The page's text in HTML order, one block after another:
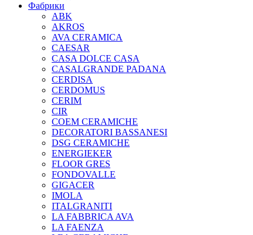
Фабрики
ABK
AKROS
AVA CERAMICA
CAESAR
CASA DOLCE CASA
CASALGRANDE PADANA
CERDISA
CERDOMUS
CERIM
CIR
COEM CERAMICHE
DECORATORI BASSANESI
DSG CERAMICHE
ENERGIEKER
FLOOR GRES
FONDOVALLE
GIGACER
IMOLA
ITALGRANITI
LA FABBRICA AVA
LA FAENZA